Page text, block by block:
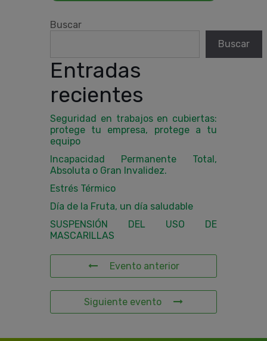
Buscar
Buscar
Entradas
recientes
Seguridad en trabajos en cubiertas:
protege tu empresa, protege a tu
equipo
Incapacidad Permanente Total,
Absoluta o Gran Invalidez.
Estrés Térmico
Día de la Fruta, un día saludable
SUSPENSIÓN DEL USO DE
MASCARILLAS
Evento anterior
Siguiente evento